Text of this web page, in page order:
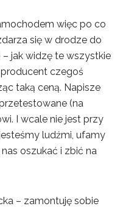
więc po co
się w drodze do
jak widzę te wszystkie
czegoś
taką ceną. Napisze
(na
I wcale nie jest przy
ludźmi, ufamy
oszukać i zbić na
– zamontuję sobie